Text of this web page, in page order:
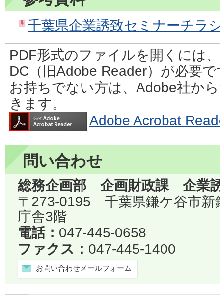
千葉県企業誘致セミナーチラ
PDF形式のファイルを開くには
DC（旧Adobe Reader）が必要
お持ちでない方は、Adobe社か
きます。
Adobe Acrobat
問い合わせ
総務企画部 企画財政課 企業
〒273-0195 千葉県鎌ケ谷市
庁舎3階
電話： 047-445-0658
ファクス： 047-445-1400
お問い合わせメールフォーム